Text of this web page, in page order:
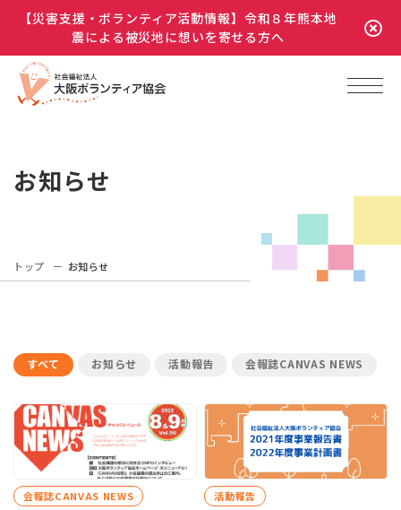
【災害支援・ボランティア活動情報】令和８年熊本地
震による被災地に想いを寄せる方へ
お知らせ
トップ お知らせ
すべて お知らせ 活動報告 会報誌CANVAS NEWS
会報誌CANVAS NEWS 活動報告